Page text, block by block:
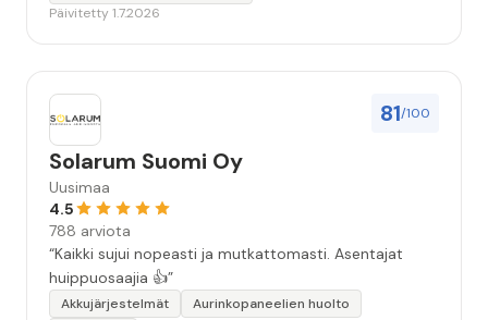
Päivitetty 1.7.2026
81/100
Solarum Suomi Oy
Uusimaa
4.5
788 arviota
“Kaikki sujui nopeasti ja mutkattomasti. Asentajat
huippuosaajia 👍”
Akkujärjestelmät
Aurinkopaneelien huolto